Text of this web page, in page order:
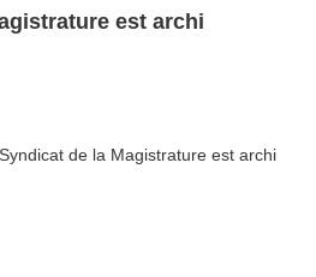
est archi